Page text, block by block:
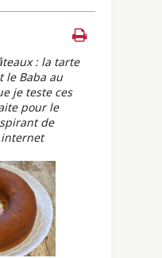
: la tarte
le Baba au
je teste ces
pour le
de